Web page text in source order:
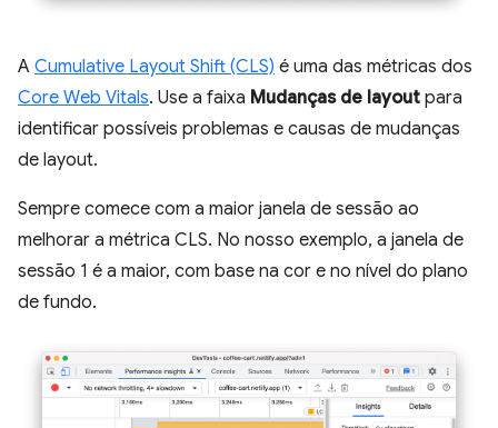
A Cumulative Layout Shift (CLS) é uma das métricas dos
Core Web Vitals. Use a faixa Mudanças de layout para
identificar possíveis problemas e causas de mudanças
de layout.
Sempre comece com a maior janela de sessão ao
melhorar a métrica CLS. No nosso exemplo, a janela de
sessão 1 é a maior, com base na cor e no nível do plano
de fundo.